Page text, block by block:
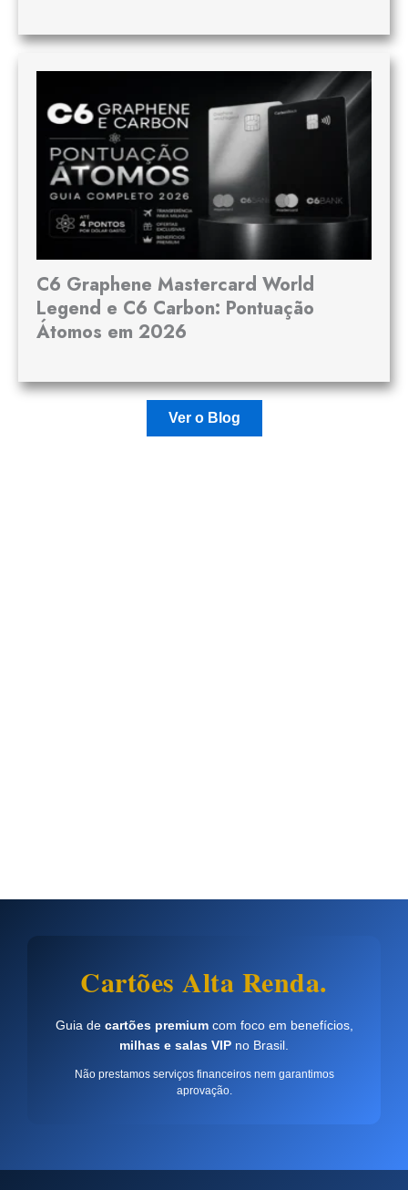
C6 Graphene Mastercard World
Legend e C6 Carbon: Pontuação
Átomos em 2026
Ver o Blog
Cartões Alta Renda.
Guia de cartões premiumcom foco em benefícios,
milhas e salas VIP no Brasil.
Não prestamos serviços financeiros nem garantimos
aprovação.